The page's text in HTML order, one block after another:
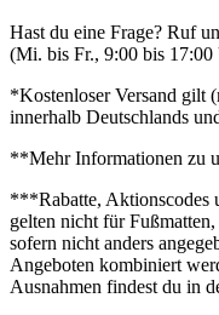
Hast du eine Frage? Ruf
(Mi. bis Fr., 9:00 bis 17:00
*Kostenloser Versand gilt
innerhalb Deutschlands
**Mehr Informationen zu
***Rabatte, Aktionscodes
gelten nicht für
sofern nicht anders
Angeboten kombiniert
Ausnahmen findest du in